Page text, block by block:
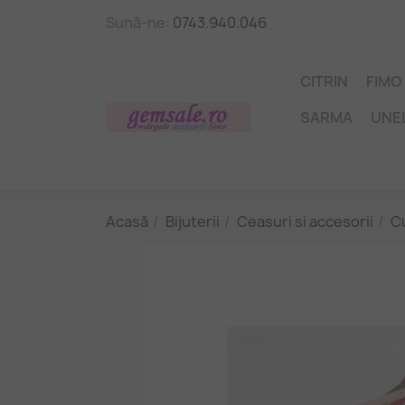
Sună-ne: 0743.940.046
CITRIN
FIMO
SARMA
Acasă Bijuterii Ceasuri si accesorii